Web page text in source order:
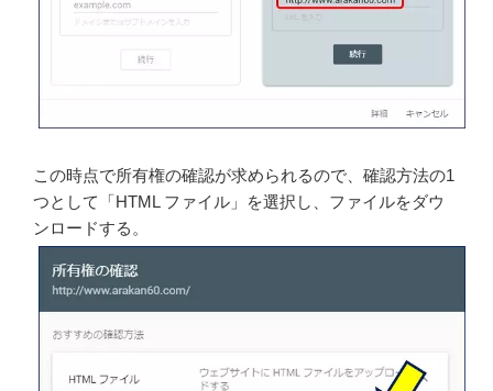
この時点で所有権の確認が求められるので、確認方法の1
つとして「HTML ファイル」を選択し、ファイルをダウ
ンロードする。